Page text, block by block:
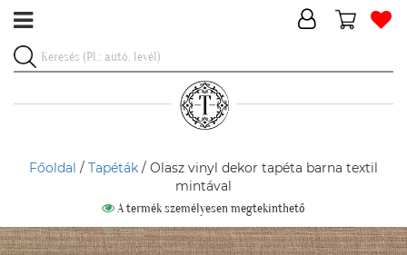
Főoldal / Tapéták / Olasz vinyl dekor tapéta barna textil
mintával
A termék személyesen megtekinthető